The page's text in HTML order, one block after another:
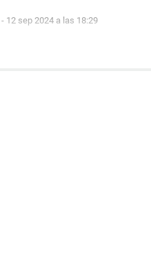
- 12 sep 2024 a las 18:29